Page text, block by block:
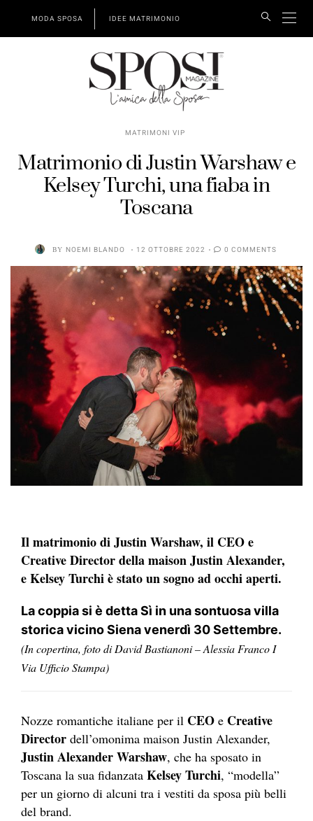
MODA SPOSA IDEE MATRIMONIO
MATRIMONI VIP
Matrimonio di Justin Warshaw e
Kelsey Turchi, una fiaba in
Toscana
BY NOEMI BLANDO 12 OTTOBRE 2022 0 COMMENTS
Il matrimonio di Justin Warshaw, il CEO e
Creative Director della maison Justin Alexander,
e Kelsey Turchi è stato un sogno ad occhi aperti.
La coppia si è detta Sì in una sontuosa villa
storica vicino Siena venerdì 30 Settembre.
(In copertina, foto di David Bastianoni – Alessia Franco I
Via Ufficio Stampa)
Nozze romantiche italiane per il CEO e Creative
Director dell’omonima maison Justin Alexander,
Justin Alexander Warshaw, che ha sposato in
Toscana la sua fidanzata Kelsey Turchi, “modella”
per un giorno di alcuni tra i vestiti da sposa più belli
del brand.